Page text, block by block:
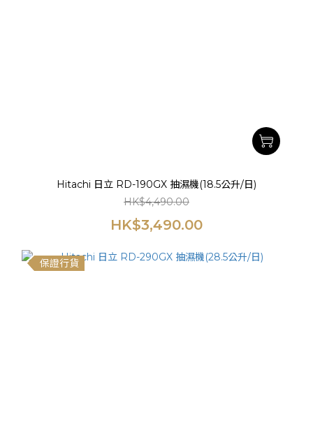
Hitachi 日立 RD-190GX 抽濕機(18.5公升/日)
HK$4,490.00
HK$3,490.00
保證行貨